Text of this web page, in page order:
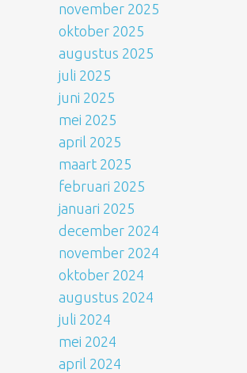
november 2025
oktober 2025
augustus 2025
juli 2025
juni 2025
mei 2025
april 2025
maart 2025
februari 2025
januari 2025
december 2024
november 2024
oktober 2024
augustus 2024
juli 2024
mei 2024
april 2024